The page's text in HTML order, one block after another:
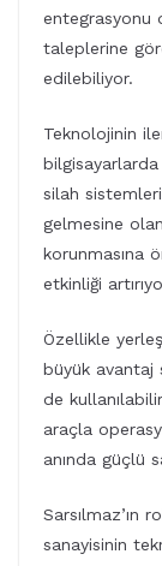
entegrasyonu
taleplerine
edilebiliyor.
Teknolojinin
silah
gelmesine
korunmasına
etkinliği
Özellikle
büyük avantaj
de
araçla
anında güçlü
Sarsılmaz’ın
sanayisinin